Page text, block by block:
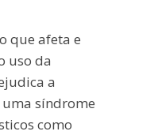
que afeta e
uso da
a
uma síndrome
como